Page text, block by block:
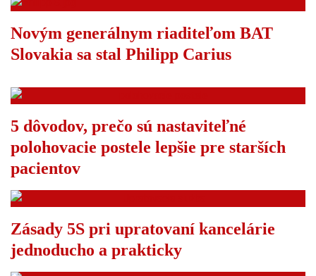
Novým generálnym riaditeľom BAT
Slovakia sa stal Philipp Carius
5 dôvodov, prečo sú nastaviteľné
polohovacie postele lepšie pre starších
pacientov
Zásady 5S pri upratovaní kancelárie
jednoducho a prakticky